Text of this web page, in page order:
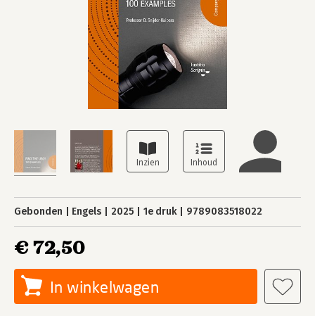
Gebonden Engels 2025 1e druk 9789083518022
€ 72,50
In winkelwagen